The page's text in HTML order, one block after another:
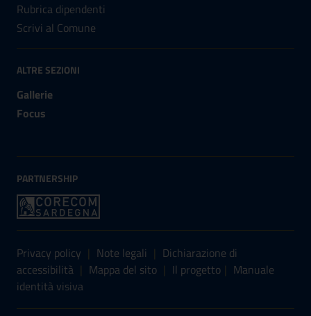
Rubrica dipendenti
Scrivi al Comune
ALTRE SEZIONI
Gallerie
Focus
PARTNERSHIP
Sezione Link Utili
Privacy policy | Note legali | Dichiarazione di
accessibilità | Mappa del sito | Il progetto | Manuale
identità visiva